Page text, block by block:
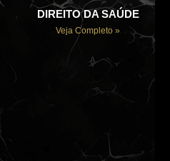
DIREITO DA SAÚDE
Veja Completo »